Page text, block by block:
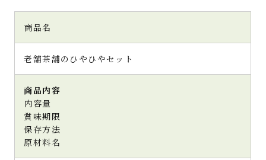
商品名
老舗茶舗のひやひやセット
商品内容
内容量
賞味期限
保存方法
原材料名